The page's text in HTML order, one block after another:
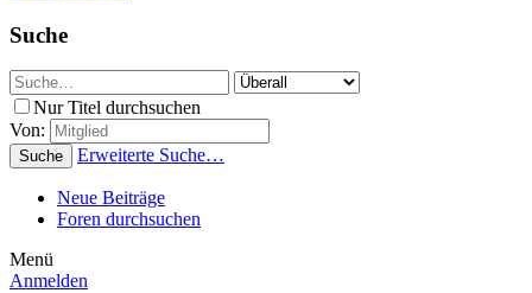
Suche
Nur Titel durchsuchen
Von:
Suche Erweiterte Suche…
Neue Beiträge
Foren durchsuchen
Menü
Anmelden